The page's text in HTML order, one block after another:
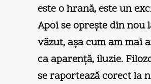
este o hrană, este un
Apoi se opreşte din nou
văzut, aşa cum am mai
ca aparenţă, iluzie.
se raportează corect la